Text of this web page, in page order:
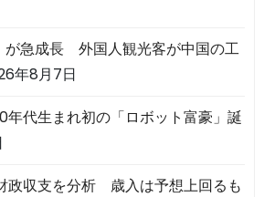
が急成長 外国人観光客が中国の工
年8月7日
年代生まれ初の「ロボット富豪」誕
政収支を分析 歳入は予想上回るも